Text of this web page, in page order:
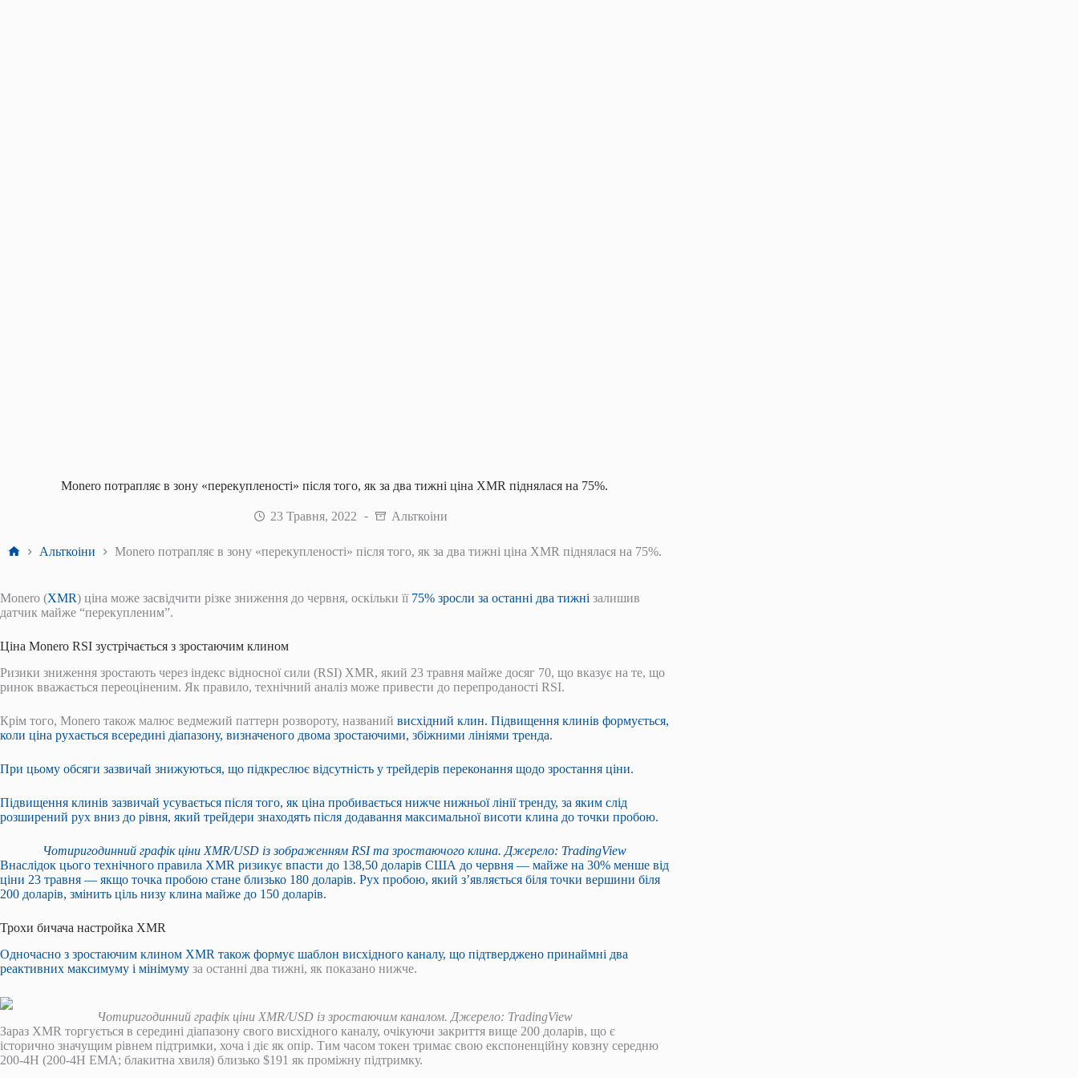
Monero потрапляє в зону «перекупленості» після того, як за два тижні ціна XMR піднялася на 75%.
23 Травня, 2022 Альткоіни
ГоловнаАльткоіни Monero потрапляє в зону «перекупленості» після того, як за два тижні ціна XMR піднялася на 75%.
Monero (XMR) ціна може засвідчити різке зниження до червня, оскільки її 75% зросли за останні два тижні залишив
датчик майже “перекупленим”.
Ціна Monero RSI зустрічається з зростаючим клином
Ризики зниження зростають через індекс відносної сили (RSI) XMR, який 23 травня майже досяг 70, що вказує на те, що
ринок вважається переоціненим. Як правило, технічний аналіз може привести до перепроданості RSI.
Крім того, Monero також малює ведмежий паттерн розвороту, названий висхідний клин. Підвищення клинів формується,
коли ціна рухається всередині діапазону, визначеного двома зростаючими, збіжними лініями тренда.
При цьому обсяги зазвичай знижуються, що підкреслює відсутність у трейдерів переконання щодо зростання ціни.
Підвищення клинів зазвичай усувається після того, як ціна пробивається нижче нижньої лінії тренду, за яким слід
розширений рух вниз до рівня, який трейдери знаходять після додавання максимальної висоти клина до точки пробою.
Чотиригодинний графік ціни XMR/USD із зображенням RSI та зростаючого клина. Джерело: TradingView
Внаслідок цього технічного правила XMR ризикує впасти до 138,50 доларів США до червня — майже на 30% менше від
ціни 23 травня — якщо точка пробою стане близько 180 доларів. Рух пробою, який з’являється біля точки вершини біля
200 доларів, змінить ціль низу клина майже до 150 доларів.
Трохи бичача настройка XMR
Одночасно з зростаючим клином XMR також формує шаблон висхідного каналу, що підтверджено принаймні два
реактивних максимуму і мінімуму за останні два тижні, як показано нижче.
Чотиригодинний графік ціни XMR/USD із зростаючим каналом. Джерело: TradingView
Зараз XMR торгується в середині діапазону свого висхідного каналу, очікуючи закриття вище 200 доларів, що є
історично значущим рівнем підтримки, хоча і діє як опір. Тим часом токен тримає свою експоненційну ковзну середню
200-4H (200-4H EMA; блакитна хвиля) близько $191 як проміжну підтримку.